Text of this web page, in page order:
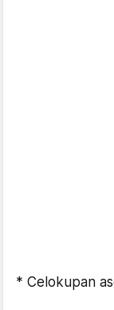
* Celokupan